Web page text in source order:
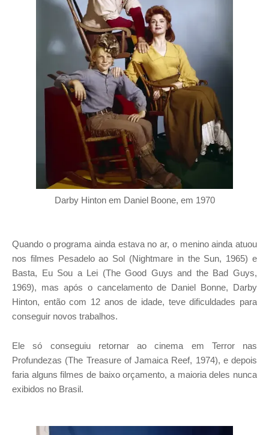
Darby Hinton em Daniel Boone, em 1970
Quando o programa ainda estava no ar, o menino ainda atuou
nos filmes Pesadelo ao Sol (Nightmare in the Sun, 1965) e
Basta, Eu Sou a Lei (The Good Guys and the Bad Guys,
1969), mas após o cancelamento de Daniel Bonne, Darby
Hinton, então com 12 anos de idade, teve dificuldades para
conseguir novos trabalhos.
Ele só conseguiu retornar ao cinema em Terror nas
Profundezas (The Treasure of Jamaica Reef, 1974), e depois
faria alguns filmes de baixo orçamento, a maioria deles nunca
exibidos no Brasil.